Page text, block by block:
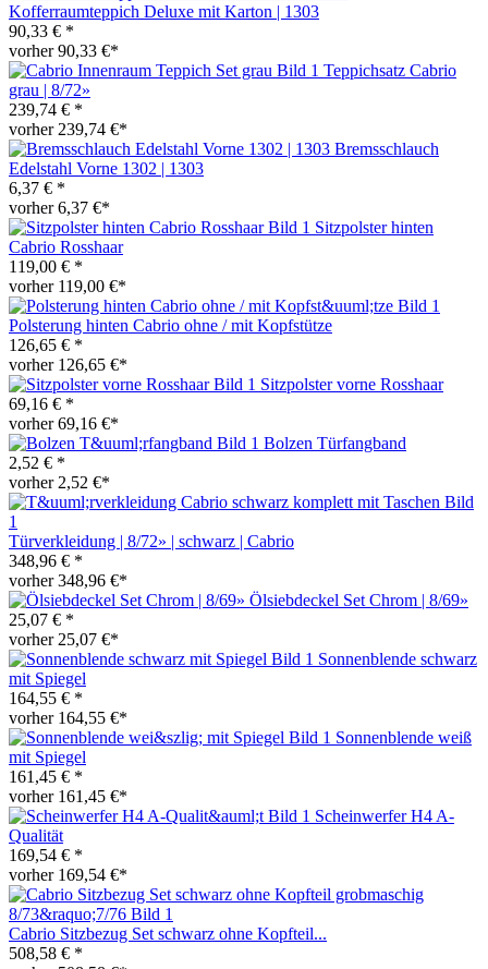
Kofferraumteppich Deluxe mit Karton | 1303
90,33 € *
vorher 90,33 €*
Teppichsatz Cabrio
grau | 8/72»
239,74 € *
vorher 239,74 €*
Bremsschlauch
Edelstahl Vorne 1302 | 1303
6,37 € *
vorher 6,37 €*
Sitzpolster hinten
Cabrio Rosshaar
119,00 € *
vorher 119,00 €*
Polsterung hinten Cabrio ohne / mit Kopfstütze
126,65 € *
vorher 126,65 €*
Sitzpolster vorne Rosshaar
69,16 € *
vorher 69,16 €*
Bolzen Türfangband
2,52 € *
vorher 2,52 €*
Türverkleidung | 8/72» | schwarz | Cabrio
348,96 € *
vorher 348,96 €*
Ölsiebdeckel Set Chrom | 8/69»
25,07 € *
vorher 25,07 €*
Sonnenblende schwarz
mit Spiegel
164,55 € *
vorher 164,55 €*
Sonnenblende weiß
mit Spiegel
161,45 € *
vorher 161,45 €*
Scheinwerfer H4 A-
Qualität
169,54 € *
vorher 169,54 €*
Cabrio Sitzbezug Set schwarz ohne Kopfteil...
508,58 € *